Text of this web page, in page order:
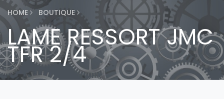
HOME BOUTIQUE
LAME RESSORT JMC
TFR 2/4